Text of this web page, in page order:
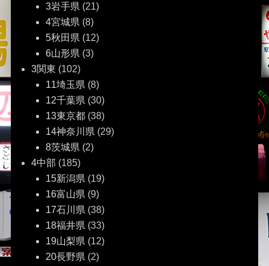
3岩手県 (21)
4宮城県 (8)
5秋田県 (12)
6山形県 (3)
3関東 (102)
11埼玉県 (8)
12千葉県 (30)
13東京都(38)
14神奈川県 (29)
8茨城県 (2)
4中部 (185)
15新潟県 (19)
16富山県 (9)
17石川県 (38)
18福井県 (33)
19山梨県 (12)
20長野県 (2)